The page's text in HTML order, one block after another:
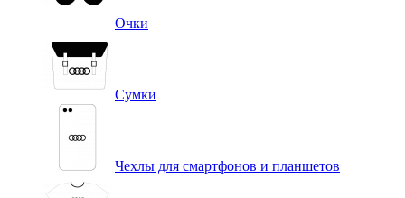
Очки
Сумки
Чехлы для смартфонов и планшетов